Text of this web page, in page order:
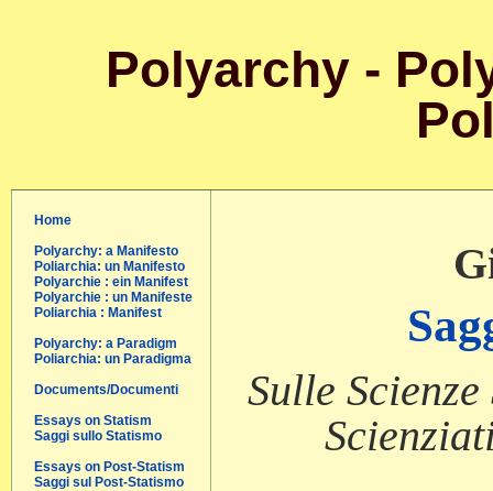
Polyarchy -
Home
Polyarchy: a Manifesto
Poliarchia: un Manifesto
Polyarchie : ein Manifest
Polyarchie : un Manifeste
Poliarchia : Manifest
Polyarchy: a Paradigm
Poliarchia: un Paradigma
Documents/Documenti
Essays on Statism
Saggi sullo Statismo
Essays on Post-Statism
Saggi sul Post-Statismo
Sulle